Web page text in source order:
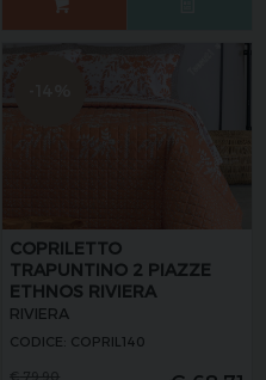
COPRILETTO
TRAPUNTINO 2 PIAZZE
ETHNOS RIVIERA
RIVIERA
CODICE: COPRIL140